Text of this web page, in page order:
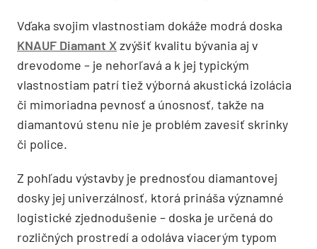
Vďaka svojim vlastnostiam dokáže modrá doska
KNAUF Diamant Xzvýšiť kvalitu bývania aj v
drevodome – je nehorľavá a k jej typickým
vlastnostiam patrí tiež výborná akustická izolácia
či mimoriadna pevnosť a únosnosť, takže na
diamantovú stenu nie je problém zavesiť skrinky
či police.
Z pohľadu výstavby je prednosťou diamantovej
dosky jej univerzálnosť, ktorá prináša významné
logistické zjednodušenie – doska je určená do
rozličných prostredí a odoláva viacerým typom